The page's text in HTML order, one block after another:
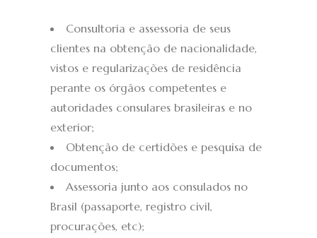
Consultoria e assessoria de seus
clientes na obtenção de nacionalidade,
vistos e regularizações de residência
perante os órgãos competentes e
autoridades consulares brasileiras e no
exterior;
Obtenção de certidões e pesquisa de
documentos;
Assessoria junto aos consulados no
Brasil (passaporte, registro civil,
procurações, etc);